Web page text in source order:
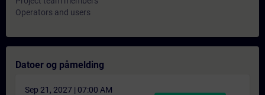
Operators and users
Datoer og påmelding
Sep 21, 2027 | 07:00 AM